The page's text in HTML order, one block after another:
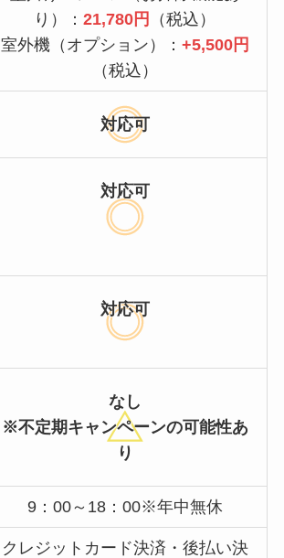
り）：21,780円
（税込）
室外機（オプション）： +5,500円
（税込）
対応可
対応可
対応可
なし
※不定期キャンペーンの可能性あ
り
9：00～18：00※年中無休
クレジットカード決済・後払い決